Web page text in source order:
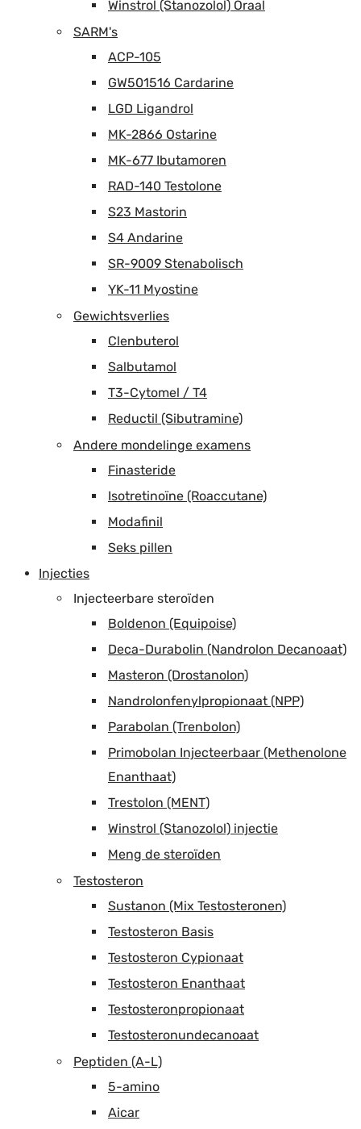
Winstrol (Stanozolol) Oraal
SARM's
ACP-105
GW501516 Cardarine
LGD Ligandrol
MK-2866 Ostarine
MK-677 Ibutamoren
RAD-140 Testolone
S23 Mastorin
S4 Andarine
SR-9009 Stenabolisch
YK-11 Myostine
Gewichtsverlies
Clenbuterol
Salbutamol
T3-Cytomel / T4
Reductil (Sibutramine)
Andere mondelinge examens
Finasteride
Isotretinoïne (Roaccutane)
Modafinil
Seks pillen
Injecties
Injecteerbare steroïden
Boldenon (Equipoise)
Deca-Durabolin (Nandrolon Decanoaat)
Masteron (Drostanolon)
Nandrolonfenylpropionaat (NPP)
Parabolan (Trenbolon)
Primobolan Injecteerbaar (Methenolone
Enanthaat)
Trestolon (MENT)
Winstrol (Stanozolol) injectie
Meng de steroïden
Testosteron
Sustanon (Mix Testosteronen)
Testosteron Basis
Testosteron Cypionaat
Testosteron Enanthaat
Testosteronpropionaat
Testosteronundecanoaat
Peptiden (A-L)
5-amino
Aicar